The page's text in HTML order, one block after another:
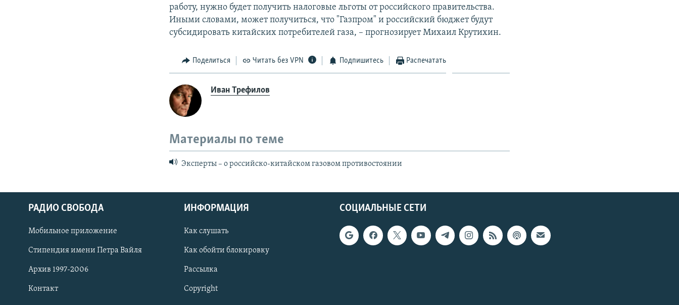
СОЦИАЛЬНЫЕ СЕТИ
работу, нужно будет получить налоговые льготы от российского правительства.
Иными словами, может получиться, что "Газпром" и российский бюджет будут
субсидировать китайских потребителей газа, – прогнозирует Михаил Крутихин.
Поделиться Читать без VPN Подпишитесь Распечатать
Иван Трефилов
Материалы по теме
Эксперты – о российско-китайском газовом противостоянии
СОЦИАЛЬНЫЕ СЕТИ
РАДИО СВОБОДА
Мобильное приложение
Стипендия имени Петра Вайля
Архив 1997-2006
Контакт
ИНФОРМАЦИЯ
Как слушать
Как обойти блокировку
Рассылка
Copyright